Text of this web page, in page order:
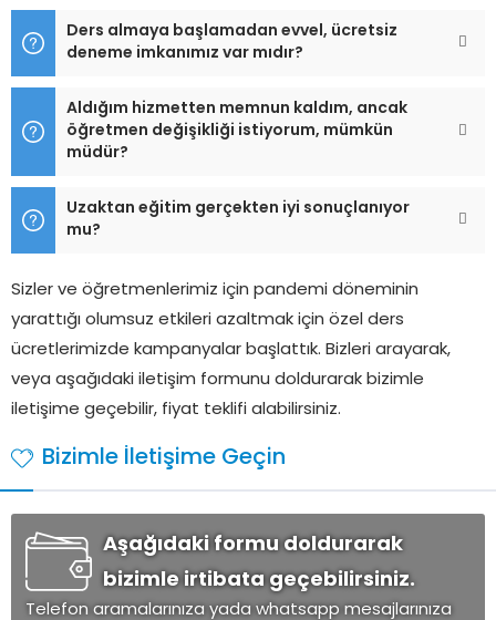
Ders almaya başlamadan evvel, ücretsiz
deneme imkanımız var mıdır?
Aldığım hizmetten memnun kaldım, ancak
öğretmen değişikliği istiyorum, mümkün
müdür?
Uzaktan eğitim gerçekten iyi sonuçlanıyor
mu?
Sizler ve öğretmenlerimiz için pandemi döneminin
yarattığı olumsuz etkileri azaltmak için özel ders
ücretlerimizde kampanyalar başlattık. Bizleri arayarak,
veya aşağıdaki iletişim formunu doldurarak bizimle
iletişime geçebilir, fiyat teklifi alabilirsiniz.
Bizimle İletişime Geçin
Aşağıdaki formu doldurarak
bizimle irtibata geçebilirsiniz.
Telefon aramalarınıza yada whatsapp mesajlarınıza